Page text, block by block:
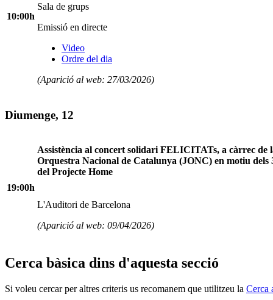
10:00h
Sala de grups
Emissió en directe
Video
Ordre del dia
(Aparició al web: 27/03/2026)
Diumenge, 12
19:00h
Assistència al concert solidari FELICITATs, a càrrec de
Orquestra Nacional de Catalunya (JONC) en motiu dels
del Projecte Home
L'Auditori de Barcelona
(Aparició al web: 09/04/2026)
Cerca bàsica dins d'aquesta secció
Si voleu cercar per altres criteris us recomanem que utilitzeu la Cerca